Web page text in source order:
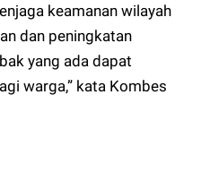
keamanan wilayah
dan peningkatan
yang ada dapat
warga,” kata Kombes